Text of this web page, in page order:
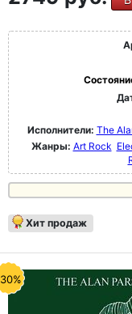
Исполнители: The
Жанры: Art Rock
Хит продаж